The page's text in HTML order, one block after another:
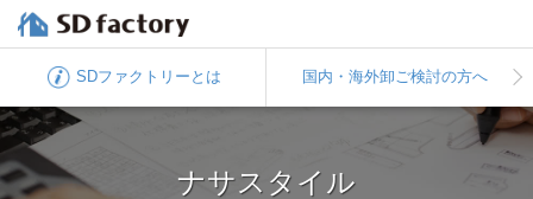
SDファクトリー とは 国内・海外卸ご検討の方へ
ナサスタイル